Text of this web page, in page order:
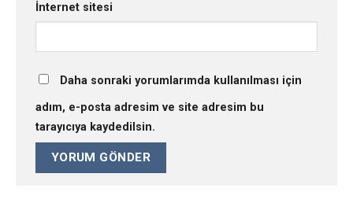
İnternet sitesi
Daha sonraki yorumlarımda kullanılması için
adım, e-posta adresim ve site adresim bu
tarayıcıya kaydedilsin.